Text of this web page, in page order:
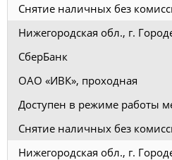
Снятие наличных без
Нижегородская обл., г.
СберБанк
ОАО «ИВК», проходная
Доступен в режиме работы
Снятие наличных без
Нижегородская обл., г.